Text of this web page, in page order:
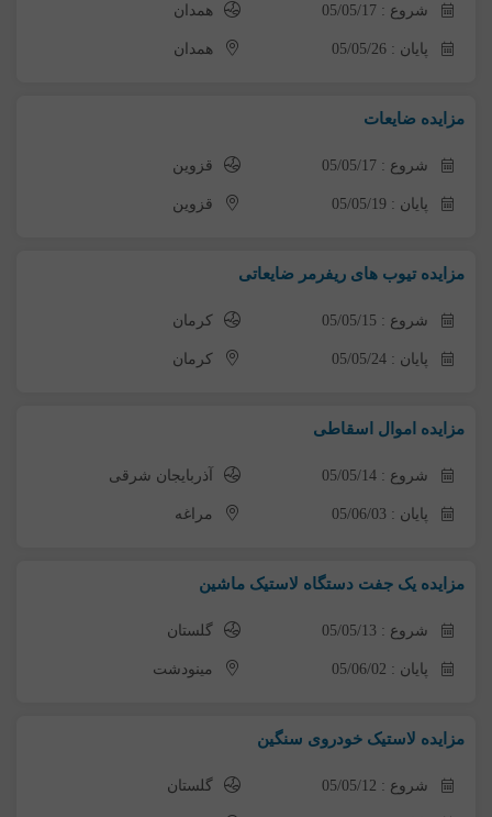
شروع : 05/05/17 همدان
پایان : 05/05/26 همدان
مزایده ضایعات
شروع : 05/05/17 قزوین
پایان : 05/05/19 قزوین
مزایده تیوب های ریفرمر ضایعاتی
شروع : 05/05/15 کرمان
پایان : 05/05/24 کرمان
مزایده اموال اسقاطی
شروع : 05/05/14 آذربایجان شرقی
پایان : 05/06/03 مراغه
مزایده یک جفت دستگاه لاستیک ماشین
شروع : 05/05/13 گلستان
پایان : 05/06/02 مینودشت
مزایده لاستیک خودروی سنگین
شروع : 05/05/12 گلستان